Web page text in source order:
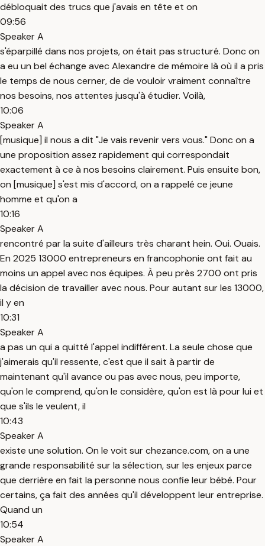
débloquait des trucs que j'avais en tête et on
09:56
Speaker A
s'éparpillé dans nos projets, on était pas structuré. Donc on
a eu un bel échange avec Alexandre de mémoire là où il a pris
le temps de nous cerner, de de vouloir vraiment connaître
nos besoins, nos attentes jusqu'à étudier. Voilà,
10:06
Speaker A
[musique] il nous a dit "Je vais revenir vers vous." Donc on a
une proposition assez rapidement qui correspondait
exactement à ce à nos besoins clairement. Puis ensuite bon,
on [musique] s'est mis d'accord, on a rappelé ce jeune
homme et qu'on a
10:16
Speaker A
rencontré par la suite d'ailleurs très charant hein. Oui. Ouais.
En 2025 13000 entrepreneurs en francophonie ont fait au
moins un appel avec nos équipes. À peu près 2700 ont pris
la décision de travailler avec nous. Pour autant sur les 13000,
il y en
10:31
Speaker A
a pas un qui a quitté l'appel indifférent. La seule chose que
j'aimerais qu'il ressente, c'est que il sait à partir de
maintenant qu'il avance ou pas avec nous, peu importe,
qu'on le comprend, qu'on le considère, qu'on est là pour lui et
que s'ils le veulent, il
10:43
Speaker A
existe une solution. On le voit sur chezance.com, on a une
grande responsabilité sur la sélection, sur les enjeux parce
que derrière en fait la personne nous confie leur bébé. Pour
certains, ça fait des années qu'il développent leur entreprise.
Quand un
10:54
Speaker A